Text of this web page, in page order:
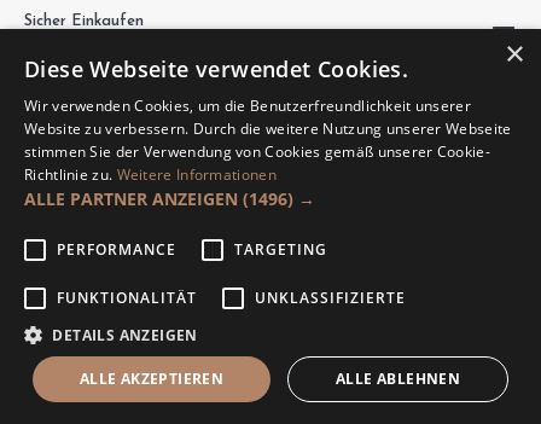
Unsere Communities
Sicher Einkaufen
Made by Hajus AG.
×
Diese Webseite verwendet Cookies.
Wir verwenden Cookies, um die Benutzerfreundlichkeit unserer
Website zu verbessern. Durch die weitere Nutzung unserer Webseite
stimmen Sie der Verwendung von Cookies gemäß unserer Cookie-
Richtlinie zu. Weitere Informationen
ALLE PARTNER ANZEIGEN (1496) →
PERFORMANCE TARGETING
FUNKTIONALITÄT
UNKLASSIFIZIERTE
DETAILS ANZEIGEN
ALLE AKZEPTIEREN ALLE ABLEHNEN